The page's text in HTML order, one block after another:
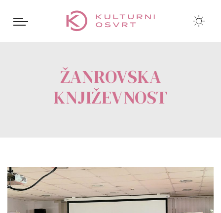
ŽANROVSKA
KNJIŽEVNOST